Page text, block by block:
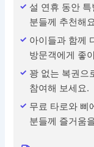
설 연휴 동안
분들께 추천해
아이들과 함께
방문객에게 좋
꽝 없는 복권으
참여해 보세요.
무료 타로와 삐
분들께 즐거움